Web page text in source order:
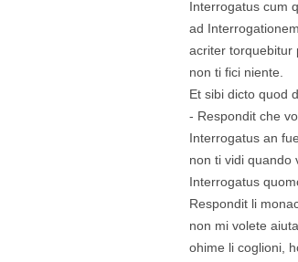
Interrogatus cum
ad
acriter torquebitur
non ti fici niente.
Et sibi dicto quod
- Respondit che
Interrogatus an
non ti vidi quando
Interrogatus
Respondit li
non mi volete
ohime li coglioni,